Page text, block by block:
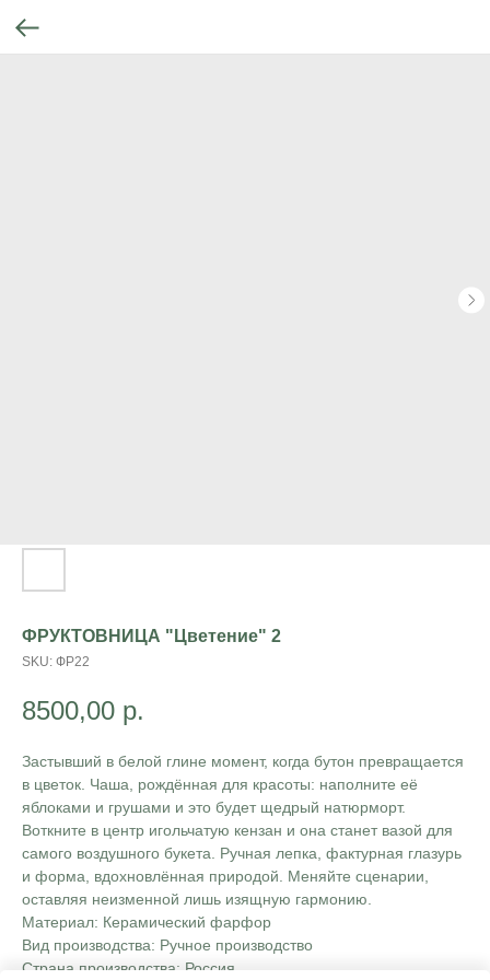
ФРУКТОВНИЦА "Цветение" 2
SKU: ФР22
8500,00 р.
Застывший в белой глине момент, когда бутон превращается
в цветок. Чаша, рождённая для красоты: наполните её
яблоками и грушами и это будет щедрый натюрморт.
Воткните в центр игольчатую кензан и она станет вазой для
самого воздушного букета. Ручная лепка, фактурная глазурь
и форма, вдохновлённая природой. Меняйте сценарии,
оставляя неизменной лишь изящную гармонию.
Материал: Керамический фарфор
Вид производства: Ручное производство
Страна производства: Россия